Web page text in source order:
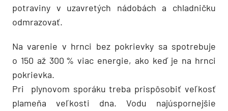
potraviny v uzavretých nádobách a chladničku
odmrazovať.
Na varenie v hrnci bez pokrievky sa spotrebuje
o 150 až 300 % viac energie, ako keď je na hrnci
pokrievka.
Pri plynovom sporáku treba prispôsobiť veľkosť
plameňa veľkosti dna. Vodu najúspornejšie